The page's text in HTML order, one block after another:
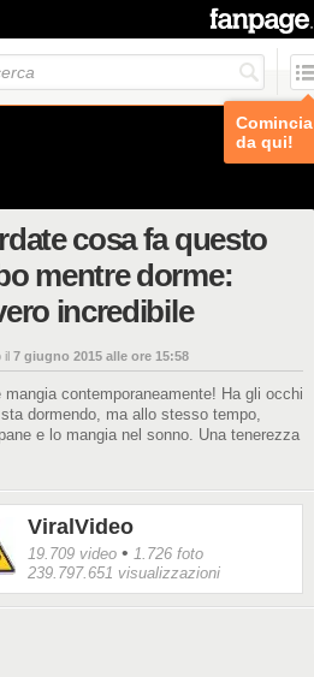
Comincia
da qui!
cosa fa questo
mentre dorme:
incredibile
il 7 giugno 2015 alle ore 15:58
mangia contemporaneamente! Ha gli occhi
dormendo, ma allo stesso tempo,
e lo mangia nel sonno. Una tenerezza
ViralVideo
19.709 video • 1.726 foto
239.797.651 visualizzazioni